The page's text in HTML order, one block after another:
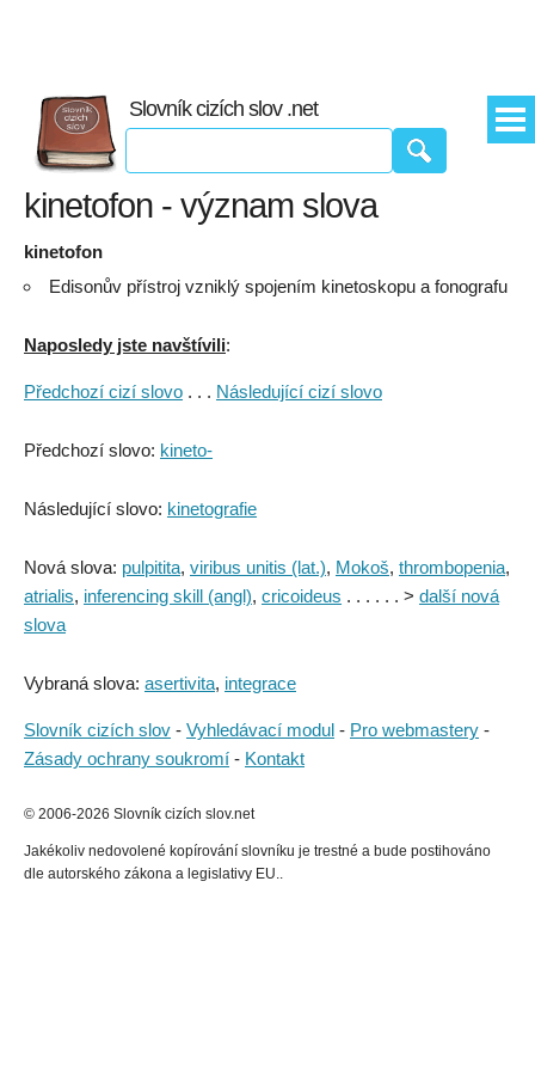
Slovník cizích slov .net
kinetofon - význam slova
kinetofon
Edisonův přístroj vzniklý spojením kinetoskopu a fonografu
Naposledy jste navštívili:
Předchozí cizí slovo . . . Následující cizí slovo
Předchozí slovo: kineto-
Následující slovo: kinetografie
Nová slova: pulpitita, viribus unitis (lat.), Mokoš, thrombopenia,
atrialis, inferencing skill (angl), cricoideus . . . . . . > další nová
slova
Vybraná slova: asertivita, integrace
Slovník cizích slov - Vyhledávací modul - Pro webmastery -
Zásady ochrany soukromí - Kontakt
© 2006-2026 Slovník cizích slov.net
Jakékoliv nedovolené kopírování slovníku je trestné a bude postihováno
dle autorského zákona a legislativy EU..